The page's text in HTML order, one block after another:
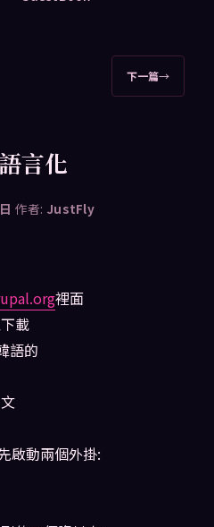
下一篇→
言化
作者: JustFly
裡面
載
語的
啟動兩個外掛: